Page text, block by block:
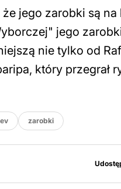
jego zarobki są
jego
nie tylko od
który przegrał
zarobki